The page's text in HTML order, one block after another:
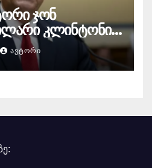
ჯონ
კლინტონის
ᲐᲕᲢᲝᲠᲘ